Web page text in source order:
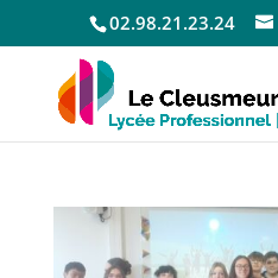
02.98.21.23.24